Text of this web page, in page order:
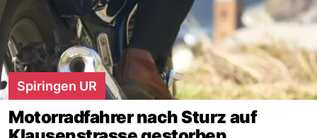
Spiringen UR
Motorradfahrer nach Sturz auf